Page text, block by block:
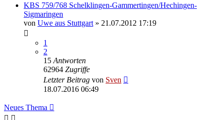
KBS 759/768 Schelklingen-Gammertingen/Hechingen-
Sigmaringen
von Uwe aus Stuttgart » 21.07.2012 17:19
1
2
15 Antworten
62964 Zugriffe
Letzter Beitrag von Sven
18.07.2016 06:49
Neues Thema